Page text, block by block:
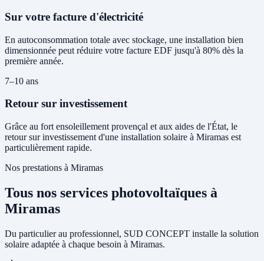
Sur votre facture d'électricité
En autoconsommation totale avec stockage, une installation bien
dimensionnée peut réduire votre facture EDF jusqu'à 80% dès la
première année.
7–10 ans
Retour sur investissement
Grâce au fort ensoleillement provençal et aux aides de l'État, le
retour sur investissement d'une installation solaire à Miramas est
particulièrement rapide.
Nos prestations à Miramas
Tous nos services photovoltaïques à
Miramas
Du particulier au professionnel, SUD CONCEPT installe la solution
solaire adaptée à chaque besoin à Miramas.